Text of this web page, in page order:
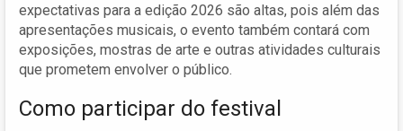
expectativas para a edição 2026 são altas, pois além das
apresentações musicais, o evento também contará com
exposições, mostras de arte e outras atividades culturais
que prometem envolver o público.
Como participar do festival